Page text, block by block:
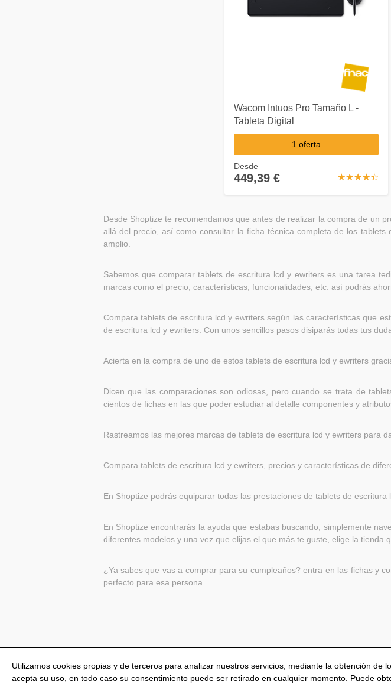
Wacom Intuos Pro Tamaño L -
Tableta Digital
1 oferta
☆☆☆☆☆
★★★★★
Desde
449,39 €
Desde Shoptize te recomendamos que antes de realizar la compra de un
allá del precio, así como consultar la ficha técnica completa de los
amplio.
Sabemos que comparar tablets de escritura lcd y ewriters es una tarea
marcas como el precio, características, funcionalidades, etc. así podrás
Compara tablets de escritura lcd y ewriters según las características que
de escritura lcd y ewriters. Con unos sencillos pasos disiparás todas tus
Acierta en la compra de uno de estos tablets de escritura lcd y ewriters
Dicen que las comparaciones son odiosas, pero cuando se trata de
cientos de fichas en las que poder estudiar al detalle componentes y
Rastreamos las mejores marcas de tablets de escritura lcd y ewriters para
Compara tablets de escritura lcd y ewriters, precios y características de
En Shoptize podrás equiparar todas las prestaciones de tablets de escritura
En Shoptize encontrarás la ayuda que estabas buscando, simplemente
diferentes modelos y una vez que elijas el que más te guste, elige la tienda
¿Ya sabes que vas a comprar para su cumpleaños? entra en las fichas y
perfecto para esa persona.
Utilizamos cookies propias y de terceros para analizar nuestros servicios, mediante la obtención
acepta su uso, en todo caso su consentimiento puede ser retirado en cualquier momento. Puede